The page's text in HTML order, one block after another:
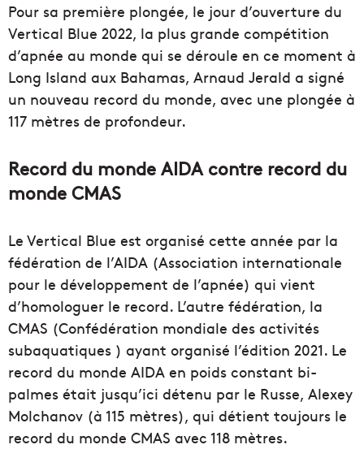
Pour sa première plongée, le jour d’ouverture du
Vertical Blue 2022, la plus grande compétition
d’apnée au monde qui se déroule en ce moment à
Long Island aux Bahamas, Arnaud Jerald a signé
un nouveau record du monde, avec une plongée à
117 mètres de profondeur.
Record du monde AIDA contre record du
monde CMAS
Le Vertical Blue est organisé cette année par la
fédération de l’AIDA (Association internationale
pour le développement de l’apnée) qui vient
d’homologuer le record. L’autre fédération, la
CMAS (Confédération mondiale des activités
subaquatiques ) ayant organisé l’édition 2021. Le
record du monde AIDA en poids constant bi-
palmes était jusqu’ici détenu par le Russe, Alexey
Molchanov (à 115 mètres), qui détient toujours le
record du monde CMAS avec 118 mètres.